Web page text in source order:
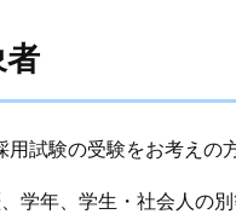
試験の受験をお考えの
年、学生・社会人の別